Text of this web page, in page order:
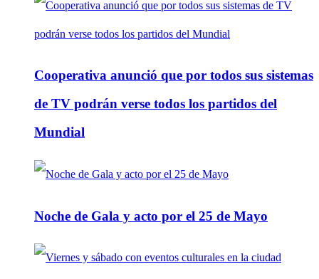
Cooperativa anunció que por todos sus sistemas
de TV podrán verse todos los partidos del
Mundial
Noche de Gala y acto por el 25 de Mayo